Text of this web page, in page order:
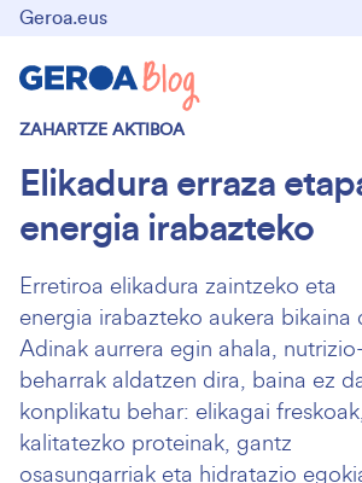
Geroa.eus
ZAHARTZE AKTIBOA
Elikadura erraza
energia irabazteko
Erretiroa elikadura zaintzeko eta
energia irabazteko aukera bikaina
Adinak aurrera egin ahala,
beharrak aldatzen dira, baina ez
konplikatu behar: elikagai
kalitatezko proteinak, gantz
osasungarriak eta hidratazio